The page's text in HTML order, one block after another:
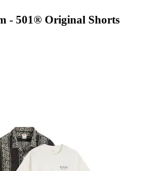
- 501® Original Shorts